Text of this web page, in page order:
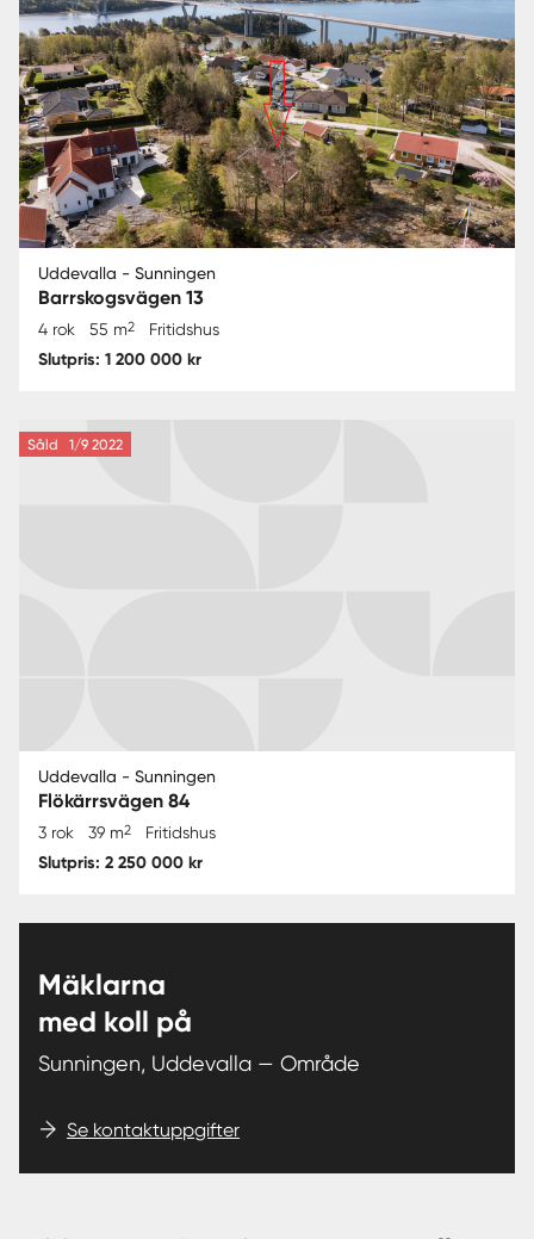
Uddevalla - Sunningen
Barrskogsvägen 13
4 rok 55 m2 Fritidshus
Slutpris: 1 200 000 kr
Såld 1/9 2022
Uddevalla - Sunningen
Flökärrsvägen 84
3 rok 39 m2 Fritidshus
Slutpris: 2 250 000 kr
Mäklarna
med koll på
Sunningen, Uddevalla — Område
Se kontaktuppgifter